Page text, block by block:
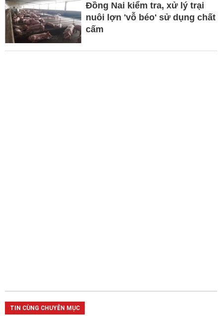
Đồng Nai kiểm tra, xử lý trại
nuôi lợn 'vỗ béo' sử dụng chất
cấm
TIN CÙNG CHUYÊN MỤC